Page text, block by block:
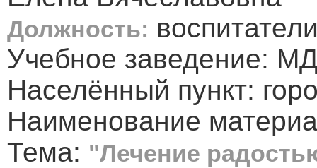
Должность:
Учебное заведение:
Населённый пункт:
Наименование
Тема: "Лечение